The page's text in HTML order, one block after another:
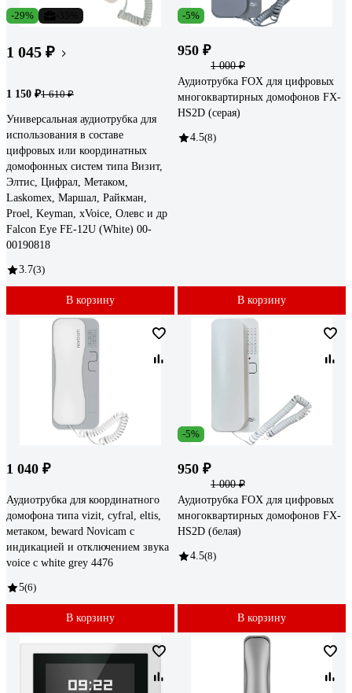
-29%
1 045 ₽
1 150 ₽1 610 ₽
Универсальная аудиотрубка для
использования в составе
цифровых или координатных
домофонных систем типа Визит,
Элтис, Цифрал, Метаком,
Laskomex, Маршал, Райкман,
Proel, Keyman, xVoice, Олевс и др
Falcon Eye FE-12U (White) 00-
00190818
3.7(3)
В корзину
-5%
950 ₽
1 000 ₽
Аудиотрубка FOX для цифровых
многоквартирных домофонов FX-
HS2D (серая)
4.5(8)
В корзину
1 040 ₽
Аудиотрубка для координатного
домофона типа vizit, cyfral, eltis,
метаком, beward Novicam с
индикацией и отключением звука
voice c white grey 4476
5(6)
В корзину
-5%
950 ₽
1 000 ₽
Аудиотрубка FOX для цифровых
многоквартирных домофонов FX-
HS2D (белая)
4.5(8)
В корзину